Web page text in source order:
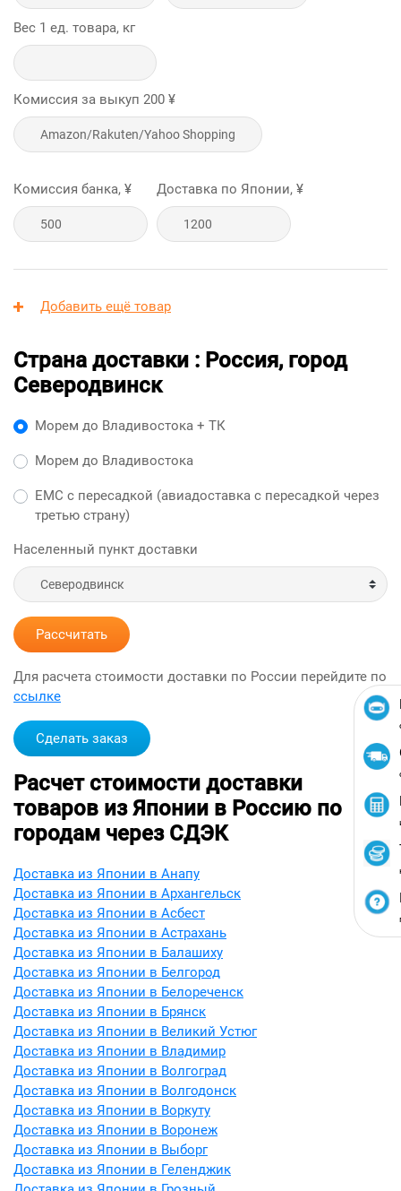
Вес 1 ед. товара, кг
Комиссия за выкуп 200 ¥
Комиссия банка, ¥ Доставка по Японии, ¥
Добавить ещё товар
Страна доставки : Россия, город
Северодвинск
Морем до Владивостока + ТК
Морем до Владивостока
ЕМС с пересадкой (авиадоставка с пересадкой через
третью страну)
Населенный пункт доставки
Рассчитать
Для расчета стоимости доставки по России перейдите по
ссылке
Сделать заказ
Расчет стоимости доставки
товаров из Японии в Россию по
городам через СДЭК
Доставка из Японии в Анапу
Доставка из Японии в Архангельск
Доставка из Японии в Асбест
Доставка из Японии в Астрахань
Доставка из Японии в Балашиху
Доставка из Японии в Белгород
Доставка из Японии в Белореченск
Доставка из Японии в Брянск
Доставка из Японии в Великий Устюг
Доставка из Японии в Владимир
Доставка из Японии в Волгоград
Доставка из Японии в Волгодонск
Доставка из Японии в Воркуту
Доставка из Японии в Воронеж
Доставка из Японии в Выборг
Доставка из Японии в Геленджик